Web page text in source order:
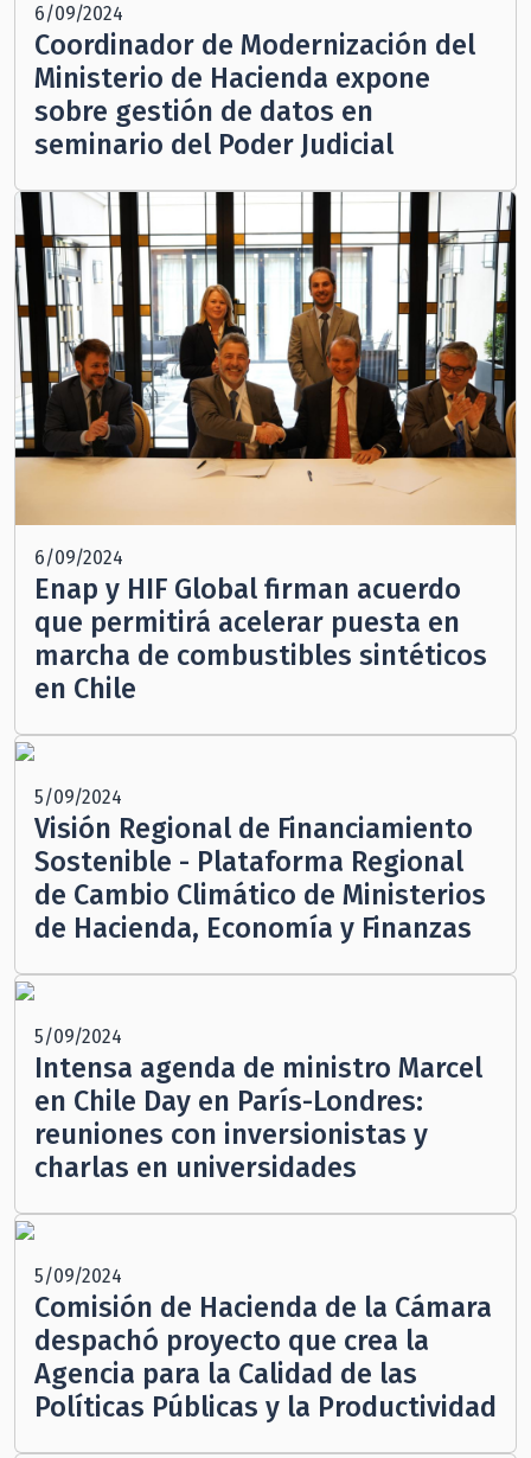
6/09/2024
Coordinador de Modernización del
Ministerio de Hacienda expone
sobre gestión de datos en
seminario del Poder Judicial
6/09/2024
Enap y HIF Global firman acuerdo
que permitirá acelerar puesta en
marcha de combustibles sintéticos
en Chile
5/09/2024
Visión Regional de Financiamiento
Sostenible - Plataforma Regional
de Cambio Climático de Ministerios
de Hacienda, Economía y Finanzas
5/09/2024
Intensa agenda de ministro Marcel
en Chile Day en París-Londres:
reuniones con inversionistas y
charlas en universidades
5/09/2024
Comisión de Hacienda de la Cámara
despachó proyecto que crea la
Agencia para la Calidad de las
Políticas Públicas y la Productividad